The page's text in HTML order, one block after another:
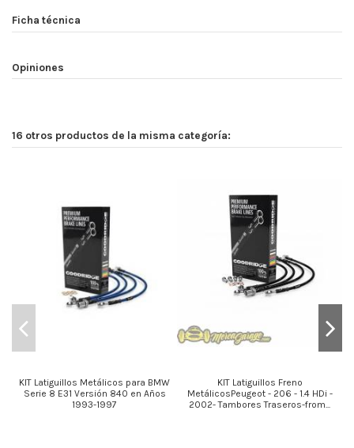
Ficha técnica
Opiniones
16 otros productos de la misma categoría:
KIT Latiguillos Metálicos para BMW
Serie 8 E31 Versión 840 en Años
1993-1997
KIT Latiguillos Freno
MetálicosPeugeot - 206 - 1.4 HDi -
2002- Tambores Traseros-from...